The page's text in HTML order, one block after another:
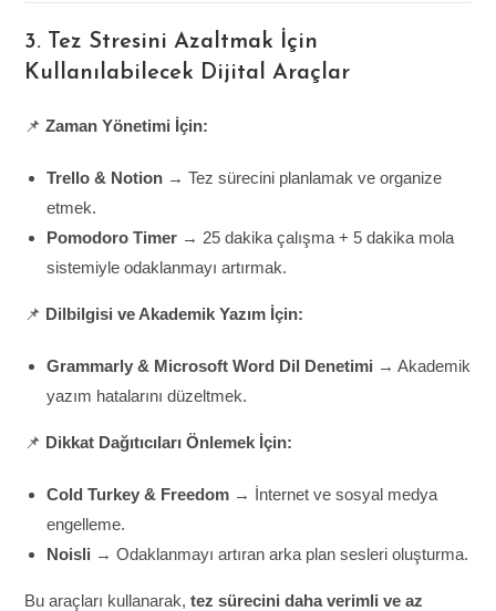
3. Tez Stresini Azaltmak İçin
Kullanılabilecek Dijital Araçlar
📌Zaman Yönetimi İçin:
Trello & Notion → Tez sürecini planlamak ve organize
etmek.
Pomodoro Timer → 25 dakika çalışma + 5 dakika mola
sistemiyle odaklanmayı artırmak.
📌 Dilbilgisi ve Akademik Yazım İçin:
Grammarly & Microsoft Word Dil Denetimi → Akademik
yazım hatalarını düzeltmek.
📌 Dikkat Dağıtıcıları Önlemek İçin:
Cold Turkey & Freedom → İnternet ve sosyal medya
engelleme.
Noisli → Odaklanmayı artıran arka plan sesleri oluşturma.
Bu araçları kullanarak,tez sürecini daha verimli ve az